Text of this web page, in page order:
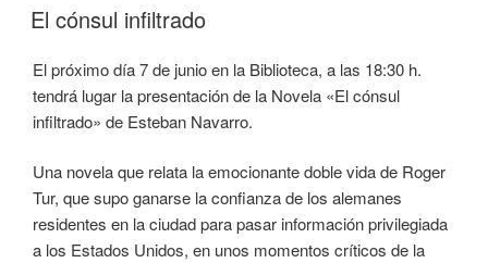
EL
El cónsul infiltrado
El próximo día 7 de junio en la Biblioteca, a las 18:30 h.
tendrá lugar la presentación de la Novela «El cónsul
infiltrado» de Esteban Navarro.
Una novela que relata la emocionante doble vida de Roger
Tur, que supo ganarse la confianza de los alemanes
residentes en la ciudad para pasar información privilegiada
a los Estados Unidos, en unos momentos críticos de la